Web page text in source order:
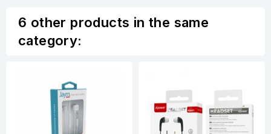
6 other products in the same
category: